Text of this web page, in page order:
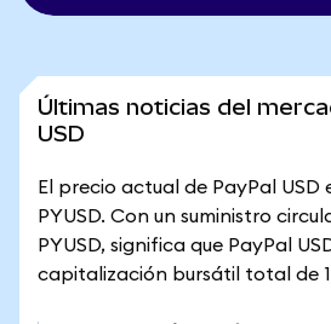
Últimas noticias del
USD
El precio actual de PayPal USD
PYUSD. Con un suministro
PYUSD, significa que PayPal
capitalización bursátil total de